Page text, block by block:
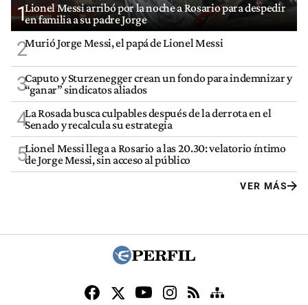
1Lionel Messi arribó por la noche a Rosario para despedir
en familia a su padre Jorge
2Murió Jorge Messi, el papá de Lionel Messi
3Caputo y Sturzenegger crean un fondo para indemnizar y
“ganar” sindicatos aliados
4La Rosada busca culpables después de la derrota en el
Senado y recalcula su estrategia
5Lionel Messi llega a Rosario a las 20.30: velatorio íntimo
de Jorge Messi, sin acceso al público
VER MÁS